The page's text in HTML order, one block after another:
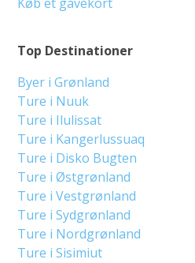
Top Destinationer
Byer i Grønland
Ture i Nuuk
Ture i Ilulissat
Ture i Kangerlussuaq
Ture i Disko Bugten
Ture i Østgrønland
Ture i Vestgrønland
Ture i Sydgrønland
Ture i Nordgrønland
Ture i Sisimiut